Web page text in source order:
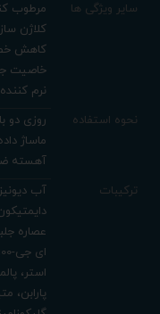
سایر ویژگی ها
مرطوب
کلاژن
کاهش
خاصیت
نرم
نحوه استفاده
روزی دو
ماساژ
آهسته
ترکیبات
آب
عصاره
پارابن،